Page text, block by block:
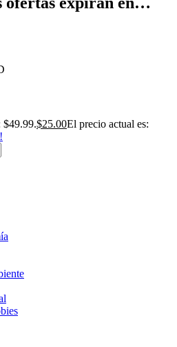
$49.99.$25.00El precio actual es: